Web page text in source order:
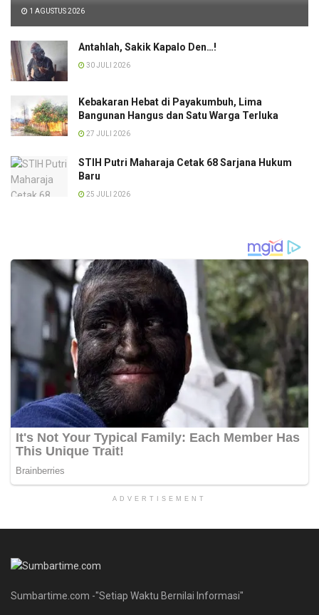
1 AGUSTUS 2026
Antahlah, Sakik Kapalo Den…!
30 JULI 2026
Kebakaran Hebat di Payakumbuh, Lima
Bangunan Hangus dan Satu Warga Terluka
27 JULI 2026
STIH Putri Maharaja Cetak 68 Sarjana Hukum
Baru
25 JULI 2026
ADVERTISEMENT
Sumbartime.com -"Setiap Waktu Bernilai Informasi"